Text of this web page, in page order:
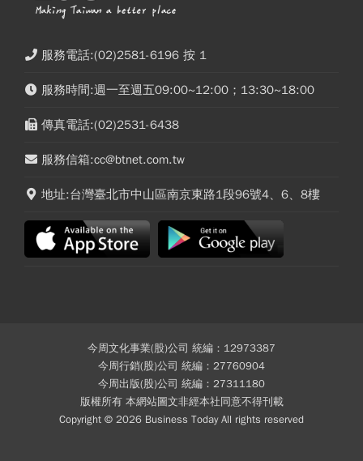
服務電話:(02)2581-6196 按 1
服務時間:週一至週五09:00~12:00；13:30~18:00
傳真電話:(02)2531-6438
服務信箱:cc@btnet.com.tw
地址:台灣臺北市中山區南京東路1段96號4、6、8樓
今周文化事業(股)公司 統編：12973387
今周行銷(股)公司 統編：27760904
今周出版(股)公司 統編：27311180
版權所有 本網站圖文非經本社同意不得刊載
Copyright © 2026 Business Today All rights reserved